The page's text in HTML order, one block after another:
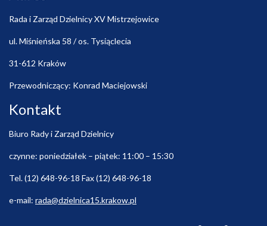
Rada i Zarząd Dzielnicy XV Mistrzejowice
ul. Miśnieńska 58 / os. Tysiąclecia
31-612 Kraków
Przewodniczący: Konrad Maciejowski
Kontakt
Biuro Rady i Zarząd Dzielnicy
czynne: poniedziałek – piątek: 11:00 – 15:30
Tel. (12) 648-96-18 Fax (12) 648-96-18
e-mail: rada@dzielnica15.krakow.pl